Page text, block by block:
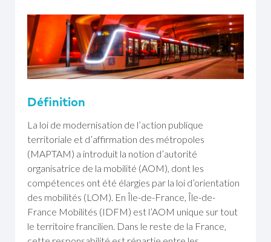
Définition
La loi de modernisation de l’action publique
territoriale et d’affirmation des métropoles
(MAPTAM) a introduit la notion d’autorité
organisatrice de la mobilité (AOM), dont les
compétences ont été élargies par la loi d’orientation
des mobilités (LOM). En Île-de-France, Île-de-
France Mobilités (IDFM) est l’AOM unique sur tout
le territoire francilien. Dans le reste de la France,